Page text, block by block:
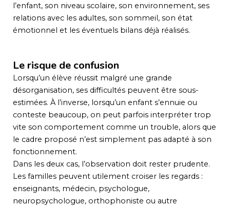
l’enfant, son niveau scolaire, son environnement, ses
relations avec les adultes, son sommeil, son état
émotionnel et les éventuels bilans déjà réalisés.
Le risque de confusion
Lorsqu’un élève réussit malgré une grande
désorganisation, ses difficultés peuvent être sous-
estimées. À l’inverse, lorsqu’un enfant s’ennuie ou
conteste beaucoup, on peut parfois interpréter trop
vite son comportement comme un trouble, alors que
le cadre proposé n’est simplement pas adapté à son
fonctionnement.
Dans les deux cas, l’observation doit rester prudente.
Les familles peuvent utilement croiser les regards :
enseignants, médecin, psychologue,
neuropsychologue, orthophoniste ou autre